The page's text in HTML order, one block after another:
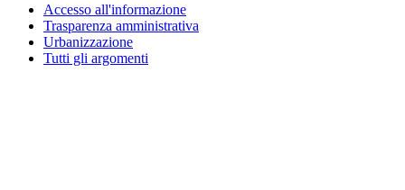
Accesso all'informazione
Trasparenza amministrativa
Urbanizzazione
Tutti gli argomenti